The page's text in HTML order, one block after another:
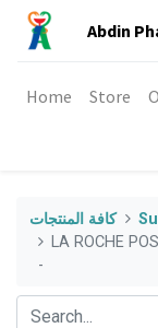
Abdin
Home Store
كافة المنتجات
LA ROCHE
-